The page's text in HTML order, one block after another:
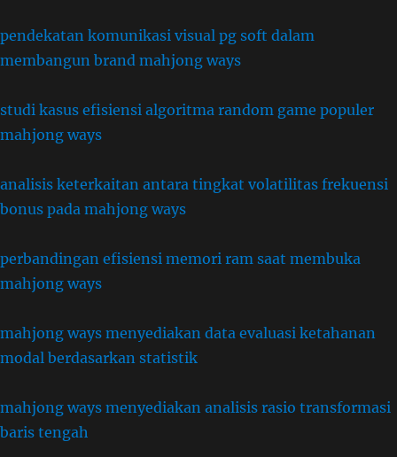
pendekatan komunikasi visual pg soft dalam
membangun brand mahjong ways
studi kasus efisiensi algoritma random game populer
mahjong ways
analisis keterkaitan antara tingkat volatilitas frekuensi
bonus pada mahjong ways
perbandingan efisiensi memori ram saat membuka
mahjong ways
mahjong ways menyediakan data evaluasi ketahanan
modal berdasarkan statistik
mahjong ways menyediakan analisis rasio transformasi
baris tengah